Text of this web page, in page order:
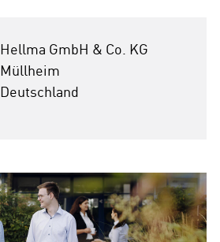
Hellma GmbH & Co. KG
Müllheim
Deutschland